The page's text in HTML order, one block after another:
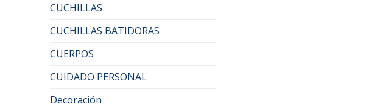
CUCHILLAS
CUCHILLAS BATIDORAS
CUERPOS
CUIDADO PERSONAL
Decoración